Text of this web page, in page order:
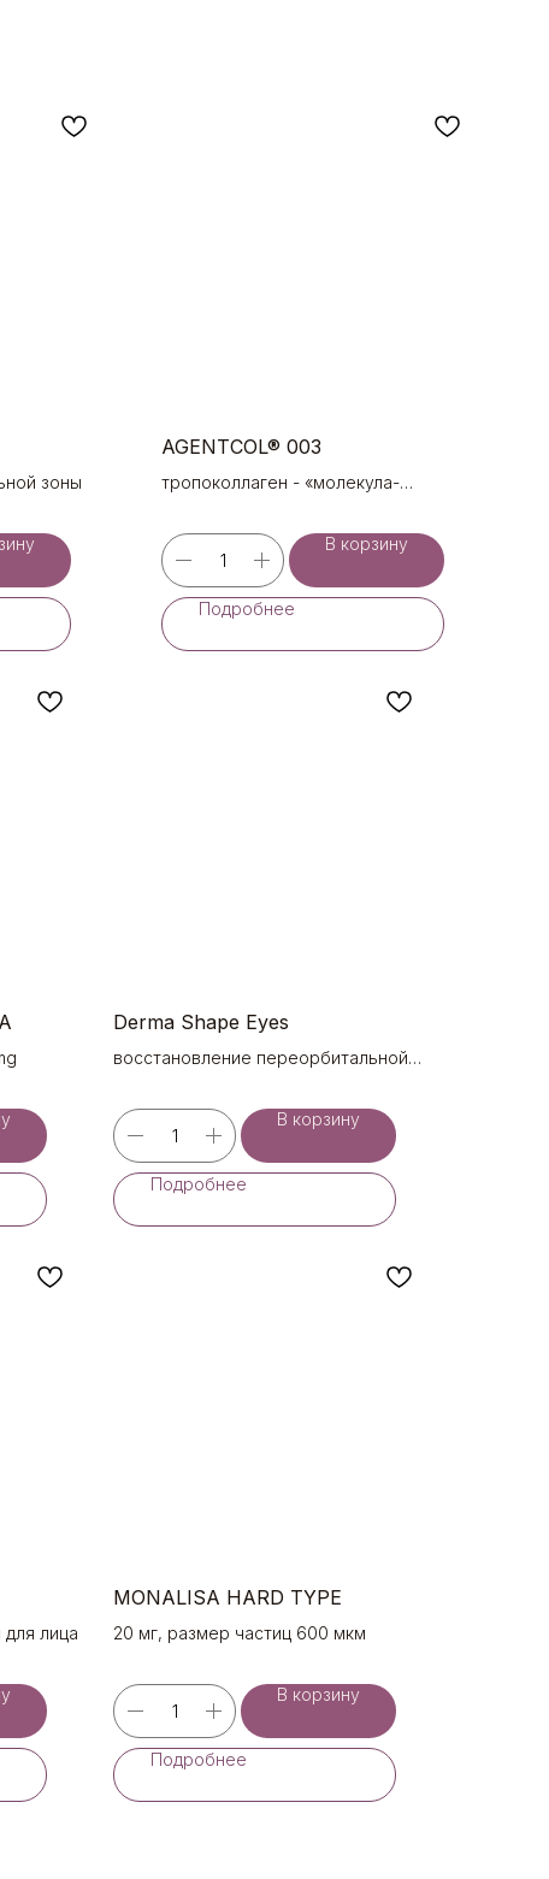
зоны
AGENTCOL® 003
тропоколлаген - «молекула-
В корзину
Подробнее
Derma Shape Eyes
восстановление переорбитальной
В корзину
Подробнее
лица
MONALISA HARD TYPE
20 мг, размер частиц 600 мкм
В корзину
Подробнее